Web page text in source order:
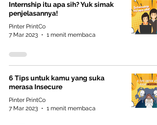
Internship itu apa sih? Yuk simak
penjelasannya!
Pinter PrintCo
7 Mar 2023
1 menit membaca
6 Tips untuk kamu yang suka
merasa Insecure
Pinter PrintCo
7 Mar 2023
1 menit membaca